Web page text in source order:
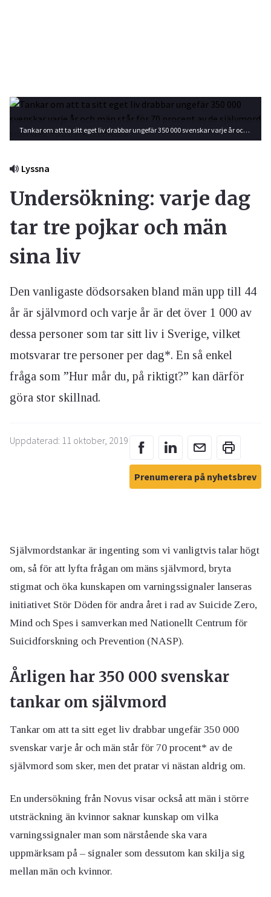
Tankar om att ta sitt eget liv drabbar ungefär 350 000 svenskar varje år och män står för 70 procent av de självmord som sker. Foto: Shutterstock
Lyssna
Undersökning: varje dag
tar tre pojkar och män
sina liv
Den vanligaste dödsorsaken bland män upp till 44
år är självmord och varje år är det över 1 000 av
dessa personer som tar sitt liv i Sverige, vilket
motsvarar tre personer per dag*. En så enkel
fråga som ”Hur mår du, på riktigt?” kan därför
göra stor skillnad.
Uppdaterad: 11 oktober, 2019
Prenumerera på nyhetsbrev
Självmordstankar är ingenting som vi vanligtvis talar högt
om, så för att lyfta frågan om mäns självmord, bryta
stigmat och öka kunskapen om varningssignaler lanseras
initiativet Stör Döden för andra året i rad av Suicide Zero,
Mind och Spes i samverkan med Nationellt Centrum för
Suicidforskning och Prevention (NASP).
Årligen har 350 000 svenskar
tankar om självmord
Tankar om att ta sitt eget liv drabbar ungefär 350 000
svenskar varje år och män står för 70 procent* av de
självmord som sker, men det pratar vi nästan aldrig om.
En undersökning från Novus visar också att män i större
utsträckning än kvinnor saknar kunskap om vilka
varningssignaler man som närstående ska vara
uppmärksam på – signaler som dessutom kan skilja sig
mellan män och kvinnor.